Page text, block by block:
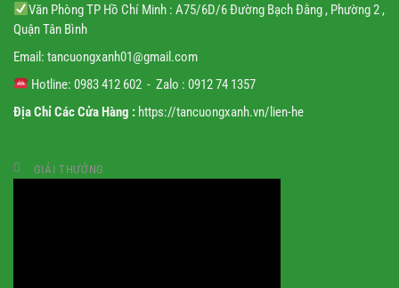
Văn Phòng TP Hồ Chí Minh : A75/6D/6 Đường Bạch Đằng , Phường 2 ,
Quận Tân Bình
Email: tancuongxanh01@gmail.com
Hotline: 0983 412 602 - Zalo : 0912 74 1357
Địa Chỉ Các Cửa Hàng : https://tancuongxanh.vn/lien-he
GIẢI THƯỞNG